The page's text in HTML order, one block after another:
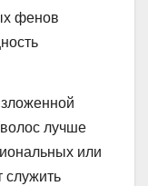
фенов
лучше
или
служить